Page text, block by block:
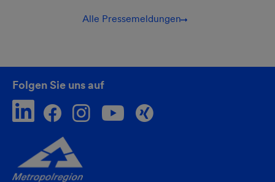
Alle Pressemeldungen
Folgen Sie uns auf